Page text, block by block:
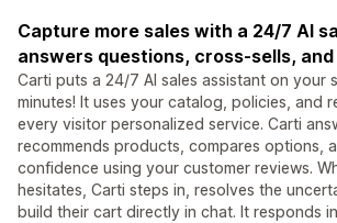
Capture more sales with a 24/7 AI
answers questions, cross-sells, and
Carti puts a 24/7 AI sales assistant on your
minutes! It uses your catalog, policies, and
every visitor personalized service. Carti
recommends products, compares options,
confidence using your customer reviews.
hesitates, Carti steps in, resolves the
build their cart directly in chat. It responds